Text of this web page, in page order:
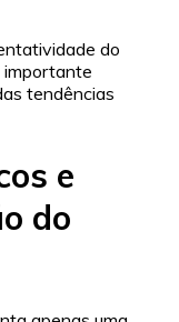
do
importante
tendências
e
do